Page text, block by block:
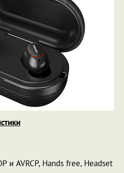
и AVRCP, Hands free, Headset